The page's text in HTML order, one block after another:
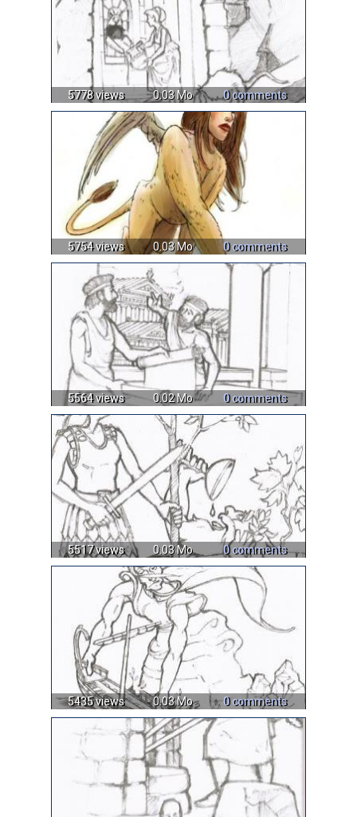
5778 views 0.03 Mo 0 comments
5754 views 0.03 Mo 0 comments
5564 views 0.02 Mo 0 comments
5517 views 0.03 Mo 0 comments
5435 views 0.03 Mo 0 comments